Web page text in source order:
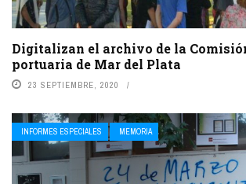
Digitalizan el archivo de la
portuaria de Mar del Plata
23 SEPTIEMBRE, 2020
INFORMES ESPECIALES MEMORIA